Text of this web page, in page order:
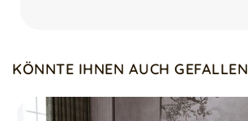
KÖNNTE IHNEN AUCH GEFALLEN